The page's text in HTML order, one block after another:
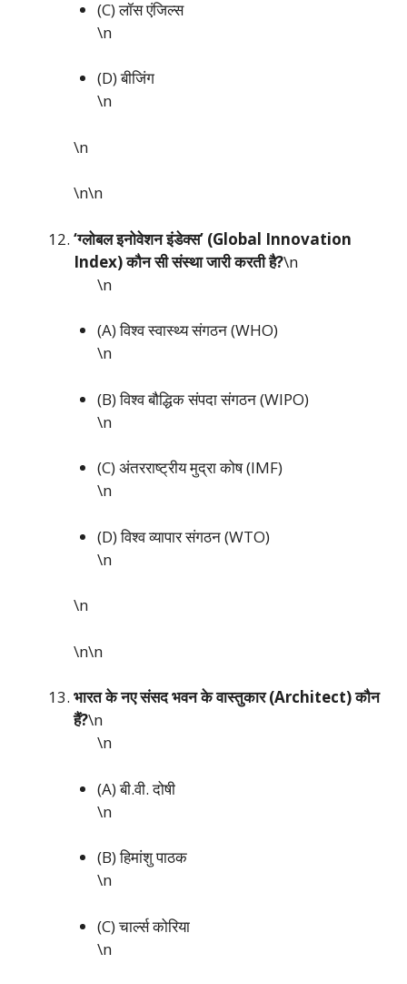
(C) लॉस एंजिल्स
\n
(D) बीजिंग
\n
\n
\n\n
‘ग्लोबल इनोवेशन इंडेक्स’ (Global Innovation
Index) कौन सी संस्था जारी करती है?\n
\n
(A) विश्व स्वास्थ्य संगठन (WHO)
\n
(B) विश्व बौद्धिक संपदा संगठन (WIPO)
\n
(C) अंतरराष्ट्रीय मुद्रा कोष (IMF)
\n
(D) विश्व व्यापार संगठन (WTO)
\n
\n
\n\n
भारत के नए संसद भवन के वास्तुकार (Architect) कौन
हैं?\n
\n
(A) बी.वी. दोषी
\n
(B) हिमांशु पाठक
\n
(C) चार्ल्स कोरिया
\n